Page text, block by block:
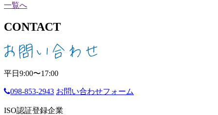
一覧へ
CONTACT
平日9:00〜17:00
098-853-2943 お問い合わせフォーム
ISO認証登録企業